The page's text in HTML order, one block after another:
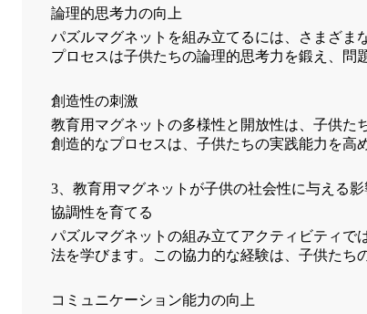
論理的思考力の向上
パズルマグネットを組み立てるには、さまざま
プロセスは子供たちの論理的思考力を鍛え、問
創造性の刺激
教育用マグネットの多様性と開放性は、子供た
創造的なプロセスは、子供たちの実践能力を高
3、教育用マグネットが子供の社会性に与える影
協調性を育てる
パズルマグネットの組み立てアクティビティで
法を学びます。この協力的な経験は、子供たち
コミュニケーション能力の向上